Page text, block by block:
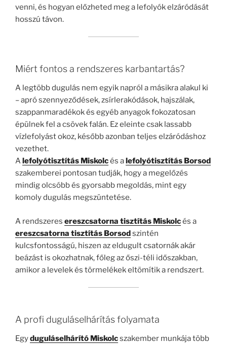
venni, és hogyan előzheted meg a lefolyók elzáródását
hosszú távon.
Miért fontos a rendszeres karbantartás?
A legtöbb dugulás nem egyik napról a másikra alakul ki
– apró szennyeződések, zsírlerakódások, hajszálak,
szappanmaradékok és egyéb anyagok fokozatosan
épülnek fel a csövek falán. Ez eleinte csak lassabb
vízlefolyást okoz, később azonban teljes elzáródáshoz
vezethet.
Alefolyótisztítás Miskolcés alefolyótisztítás Borsod
szakemberei pontosan tudják, hogy a megelőzés
mindig olcsóbb és gyorsabb megoldás, mint egy
komoly dugulás megszüntetése.
A rendszeres ereszcsatorna tisztítás Miskolcés a
ereszcsatorna tisztítás Borsodszintén
kulcsfontosságú, hiszen az eldugult csatornák akár
beázást is okozhatnak, főleg az őszi-téli időszakban,
amikor a levelek és törmelékek eltömítik a rendszert.
A profi duguláselhárítás folyamata
Egyduguláselhárító Miskolcszakember munkája több